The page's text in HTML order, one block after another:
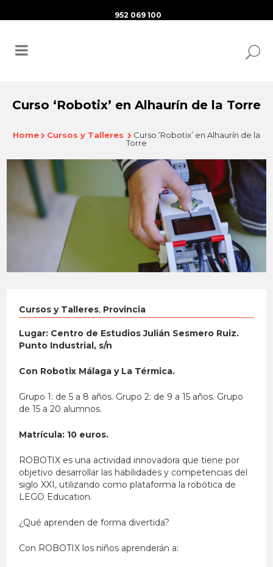
952 069 100
Curso ‘Robotix’ en Alhaurín de la Torre
Home Cursos y Talleres
Curso ‘Robotix’ en Alhaurín de la
Torre
Cursos y Talleres, Provincia
Lugar: Centro de Estudios Julián Sesmero Ruiz.
Punto Industrial, s/n
Con Robotix Málaga y La Térmica.
Grupo 1: de 5 a 8 años. Grupo 2: de 9 a 15 años. Grupo
de 15 a 20 alumnos.
Matrícula: 10 euros.
ROBOTIX es una actividad innovadora que tiene por
objetivo desarrollar las habilidades y competencias del
siglo XXI, utilizando como plataforma la robótica de
LEGO Education.
¿Qué aprenden de forma divertida?
Con ROBOTIX los niños aprenderán a: